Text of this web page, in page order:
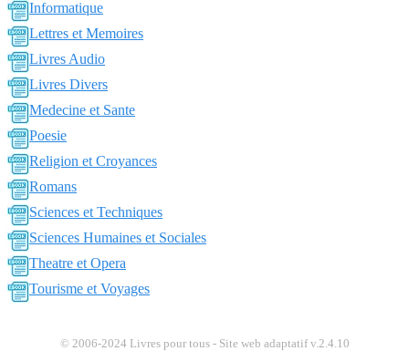
Informatique
Lettres et Memoires
Livres Audio
Livres Divers
Medecine et Sante
Poesie
Religion et Croyances
Romans
Sciences et Techniques
Sciences Humaines et Sociales
Theatre et Opera
Tourisme et Voyages
© 2006-2024 Livres pour tous - Site web adaptatif v.2.4.10